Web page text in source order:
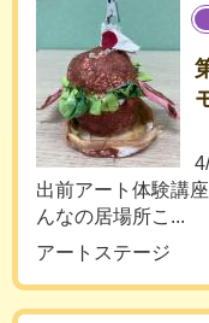
出前アート体験講
んなの居場所こ...
アートステージ